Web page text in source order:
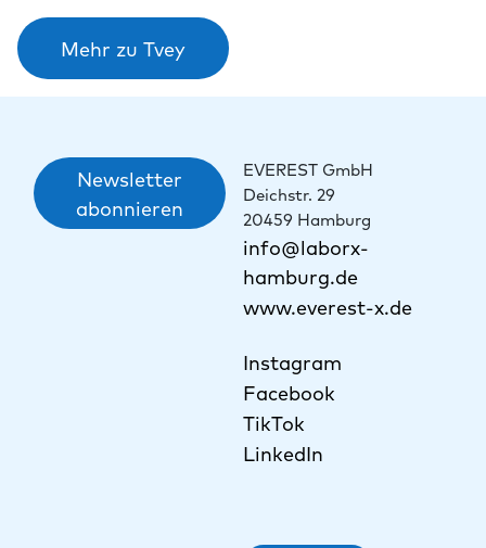
Mehr zu Tvey
Newsletter
abonnieren
EVEREST GmbH
Deichstr. 29
20459 Hamburg
info@laborx-
hamburg.de
www.everest-x.de
Instagram
Facebook
TikTok
LinkedIn